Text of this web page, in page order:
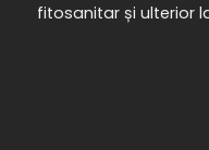
fitosanitar și ulterior